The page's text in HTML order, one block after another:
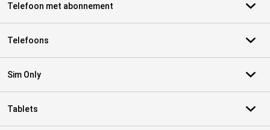
Telefoon met abonnement
Telefoons
Sim Only
Tablets